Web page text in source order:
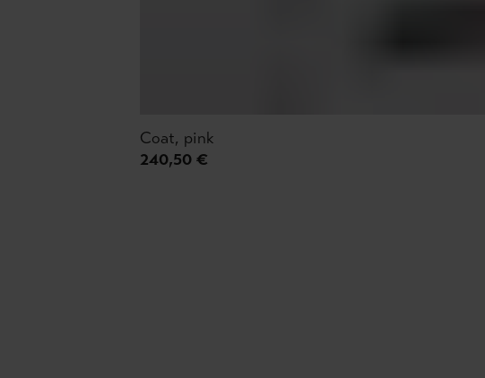
Coat, pink
240,50 €